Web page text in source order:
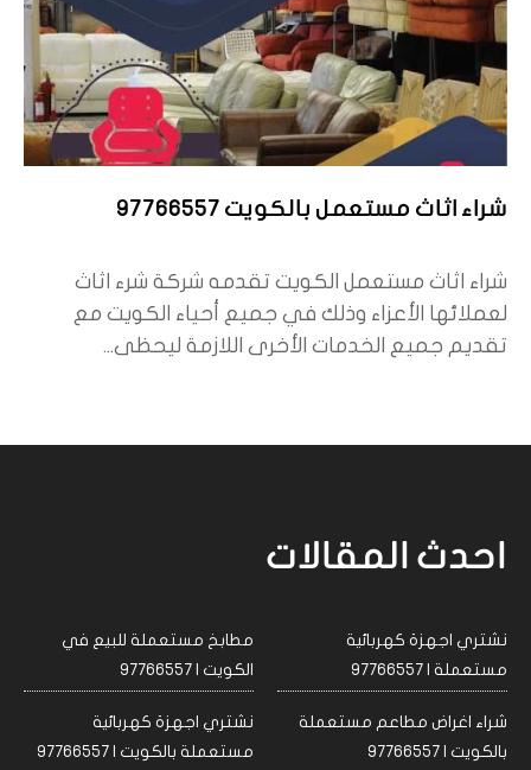
شراء اثاث مستعمل بالكويت 97766557
شراء اثاث مستعمل الكويت تقدمه شركة شرء اثاث
لعملائها الأعزاء وذلك في جميع أحياء الكويت مع
تقديم جميع الخدمات الأخرى اللازمة ليحظى...
احدث المقالات
نشتري اجهزة كهربائية
مستعملة | 97766557
مطابخ مستعملة للبيع في
الكويت | 97766557
شراء اغراض مطاعم مستعملة
بالكويت | 97766557
نشتري اجهزة كهربائية
مستعملة بالكويت | 97766557